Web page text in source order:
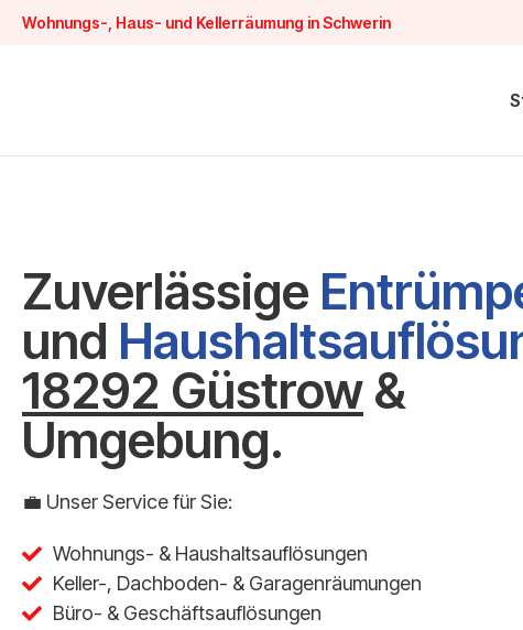
Wohnungs-, Haus- und Kellerräumung in Schwerin
Zuverlässige
und
18292 Güstrow &
Umgebung.
💼 Unser Service für Sie:
Wohnungs- & Haushaltsauflösungen
Keller-, Dachboden- & Garagenräumungen
Büro- & Geschäftsauflösungen